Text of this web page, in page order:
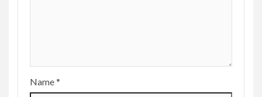
Name*